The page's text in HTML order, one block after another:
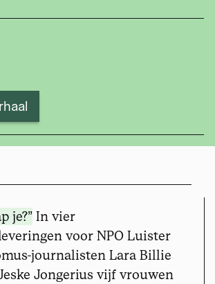
je?” In vier
voor NPO Luister
journalisten Lara Billie
Jongerius vijf vrouwen